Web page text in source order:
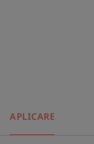
APLICARE